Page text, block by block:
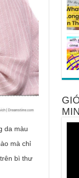
da màu
mà chỉ
bì thư